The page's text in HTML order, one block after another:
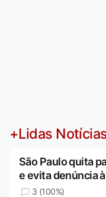
+Lidas
São Paulo quita
e evita denúncia
3 (100%)